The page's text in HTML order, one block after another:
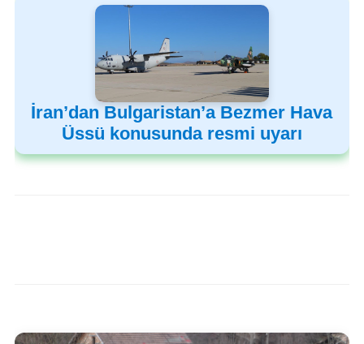
İran’dan Bulgaristan’a Bezmer Hava
Üssü konusunda resmi uyarı